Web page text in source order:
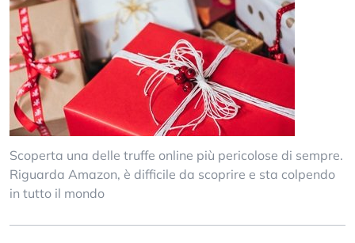
Scoperta una delle truffe online più pericolose di sempre.
Riguarda Amazon, è difficile da scoprire e sta colpendo
in tutto il mondo